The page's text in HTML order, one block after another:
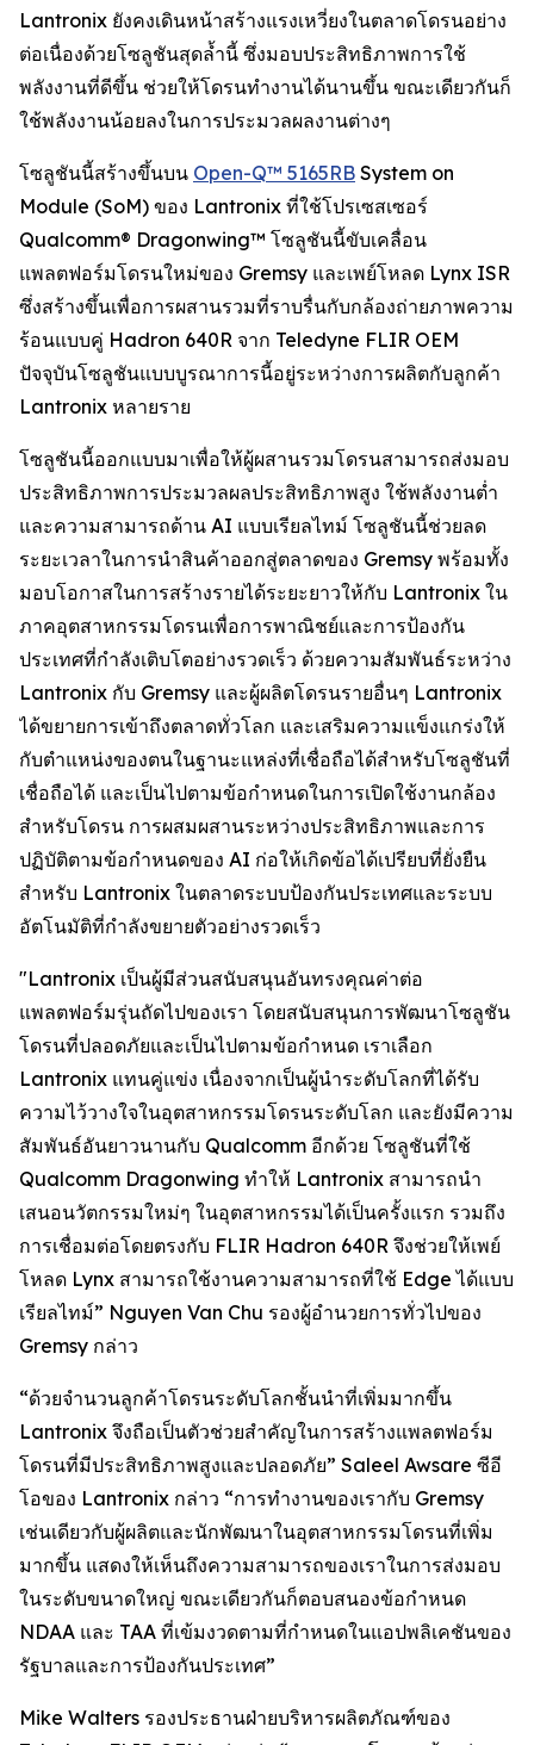
Lantronix ยังคงเดินหน้าสร้างแรงเหวี่ยงในตลาดโดรนอย่าง
ต่อเนื่องด้วยโซลูชันสุดล้ำนี้ ซึ่งมอบประสิทธิภาพการใช้
พลังงานที่ดีขึ้น ช่วยให้โดรนทำงานได้นานขึ้น ขณะเดียวกันก็
ใช้พลังงานน้อยลงในการประมวลผลงานต่างๆ
โซลูชันนี้สร้างขึ้นบน Open-Q™ 5165RB System on
Module (SoM) ของ Lantronix ที่ใช้โปรเซสเซอร์
Qualcomm® Dragonwing™ โซลูชันนี้ขับเคลื่อน
แพลตฟอร์มโดรนใหม่ของ Gremsy และเพย์โหลด Lynx ISR
ซึ่งสร้างขึ้นเพื่อการผสานรวมที่ราบรื่นกับกล้องถ่ายภาพความ
ร้อนแบบคู่ Hadron 640R จาก Teledyne FLIR OEM
ปัจจุบันโซลูชันแบบบูรณาการนี้อยู่ระหว่างการผลิตกับลูกค้า
Lantronix หลายราย
โซลูชันนี้ออกแบบมาเพื่อให้ผู้ผสานรวมโดรนสามารถส่งมอบ
ประสิทธิภาพการประมวลผลประสิทธิภาพสูง ใช้พลังงานต่ำ
และความสามารถด้าน AI แบบเรียลไทม์ โซลูชันนี้ช่วยลด
ระยะเวลาในการนำสินค้าออกสู่ตลาดของ Gremsy พร้อมทั้ง
มอบโอกาสในการสร้างรายได้ระยะยาวให้กับ Lantronix ใน
ภาคอุตสาหกรรมโดรนเพื่อการพาณิชย์และการป้องกัน
ประเทศที่กำลังเติบโตอย่างรวดเร็ว ด้วยความสัมพันธ์ระหว่าง
Lantronix กับ Gremsy และผู้ผลิตโดรนรายอื่นๆ Lantronix
ได้ขยายการเข้าถึงตลาดทั่วโลก และเสริมความแข็งแกร่งให้
กับตำแหน่งของตนในฐานะแหล่งที่เชื่อถือได้สำหรับโซลูชันที่
เชื่อถือได้ และเป็นไปตามข้อกำหนดในการเปิดใช้งานกล้อง
สำหรับโดรน การผสมผสานระหว่างประสิทธิภาพและการ
ปฏิบัติตามข้อกำหนดของ AI ก่อให้เกิดข้อได้เปรียบที่ยั่งยืน
สำหรับ Lantronix ในตลาดระบบป้องกันประเทศและระบบ
อัตโนมัติที่กำลังขยายตัวอย่างรวดเร็ว
"Lantronix เป็นผู้มีส่วนสนับสนุนอันทรงคุณค่าต่อ
แพลตฟอร์มรุ่นถัดไปของเรา โดยสนับสนุนการพัฒนาโซลูชัน
โดรนที่ปลอดภัยและเป็นไปตามข้อกำหนด เราเลือก
Lantronix แทนคู่แข่ง เนื่องจากเป็นผู้นำระดับโลกที่ได้รับ
ความไว้วางใจในอุตสาหกรรมโดรนระดับโลก และยังมีความ
สัมพันธ์อันยาวนานกับ Qualcomm อีกด้วย โซลูชันที่ใช้
Qualcomm Dragonwing ทำให้ Lantronix สามารถนำ
เสนอนวัตกรรมใหม่ๆ ในอุตสาหกรรมได้เป็นครั้งแรก รวมถึง
การเชื่อมต่อโดยตรงกับ FLIR Hadron 640R จึงช่วยให้เพย์
โหลด Lynx สามารถใช้งานความสามารถที่ใช้ Edge ได้แบบ
เรียลไทม์” Nguyen Van Chu รองผู้อำนวยการทั่วไปของ
Gremsy กล่าว
“ด้วยจำนวนลูกค้าโดรนระดับโลกชั้นนำที่เพิ่มมากขึ้น
Lantronix จึงถือเป็นตัวช่วยสำคัญในการสร้างแพลตฟอร์ม
โดรนที่มีประสิทธิภาพสูงและปลอดภัย” Saleel Awsare ซีอี
โอของ Lantronix กล่าว “การทำงานของเรากับ Gremsy
เช่นเดียวกับผู้ผลิตและนักพัฒนาในอุตสาหกรรมโดรนที่เพิ่ม
มากขึ้น แสดงให้เห็นถึงความสามารถของเราในการส่งมอบ
ในระดับขนาดใหญ่ ขณะเดียวกันก็ตอบสนองข้อกำหนด
NDAA และ TAA ที่เข้มงวดตามที่กำหนดในแอปพลิเคชันของ
รัฐบาลและการป้องกันประเทศ”
Mike Walters รองประธานฝ่ายบริหารผลิตภัณฑ์ของ